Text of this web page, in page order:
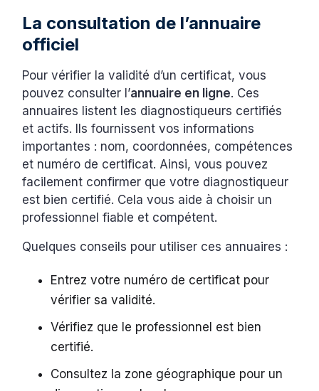
La consultation de l’annuaire
officiel
Pour vérifier la validité d’un certificat, vous
pouvez consulter l’annuaire en ligne. Ces
annuaires listent les diagnostiqueurs certifiés
et actifs. Ils fournissent vos informations
importantes : nom, coordonnées, compétences
et numéro de certificat. Ainsi, vous pouvez
facilement confirmer que votre diagnostiqueur
est bien certifié. Cela vous aide à choisir un
professionnel fiable et compétent.
Quelques conseils pour utiliser ces annuaires :
Entrez votre numéro de certificat pour
vérifier sa validité.
Vérifiez que le professionnel est bien
certifié.
Consultez la zone géographique pour un